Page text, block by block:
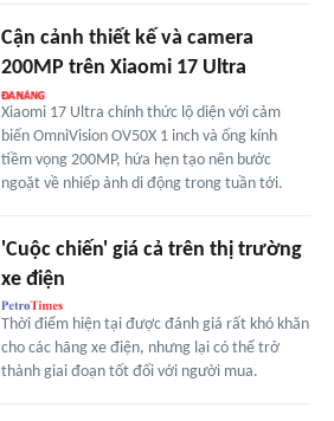
Cận cảnh thiết kế và camera
200MP trên Xiaomi 17 Ultra
Xiaomi 17 Ultra chính thức lộ diện với cảm
biến OmniVision OV50X 1 inch và ống kính
tiềm vọng 200MP, hứa hẹn tạo nên bước
ngoặt về nhiếp ảnh di động trong tuần tới.
'Cuộc chiến' giá cả trên thị trường
xe điện
Thời điểm hiện tại được đánh giá rất khó khăn
cho các hãng xe điện, nhưng lại có thể trở
thành giai đoạn tốt đối với người mua.